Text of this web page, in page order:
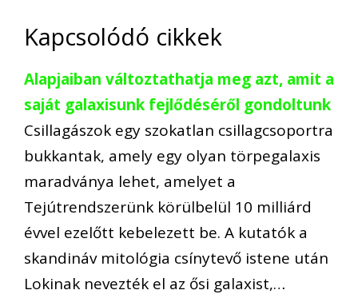
Kapcsolódó cikkek
Alapjaiban változtathatja meg azt, amit a
saját galaxisunk fejlődéséről gondoltunk
Csillagászok egy szokatlan csillagcsoportra
bukkantak, amely egy olyan törpegalaxis
maradványa lehet, amelyet a
Tejútrendszerünk körülbelül 10 milliárd
évvel ezelőtt kebelezett be. A kutatók a
skandináv mitológia csínytevő istene után
Lokinak nevezték el az ősi galaxist,…